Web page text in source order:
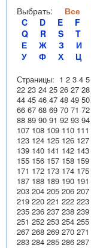
Выбрать: Все
C
D E F
Q
R S T
Е
Ж З И
У
Ф Х Ц
Страницы: 1 2 3 4 5
22 23 24 25 26 27 28
44 45 46 47 48 49 50
66 67 68 69 70 71 72
88 89 90 91 92 93 94
107 108 109 110 111
123 124 125 126 127
139 140 141 142 143
155 156 157 158 159
171 172 173 174 175
187 188 189 190 191
203 204 205 206 207
219 220 221 222 223
235 236 237 238 239
251 252 253 254 255
267 268 269 270 271
283 284 285 286 287